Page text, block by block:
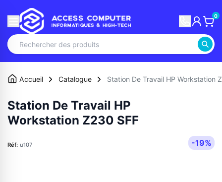
0
Accueil Catalogue Station De Travail HP Workstation
Station De Travail HP
Workstation Z230 SFF
Réf: u107 -19%